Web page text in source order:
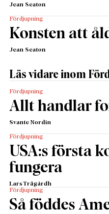
Jean Seaton
Fördjupning
Konsten att
Jean Seaton
Läs vidare inom
Fördjupning
Allt handlar
Svante Nordin
Fördjupning
USA:s första
fungera
Lars Trägårdh
Fördjupning
Så föddes